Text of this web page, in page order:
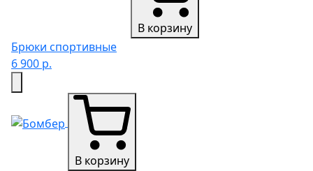
В корзину
Брюки спортивные
6 900 р.
В корзину